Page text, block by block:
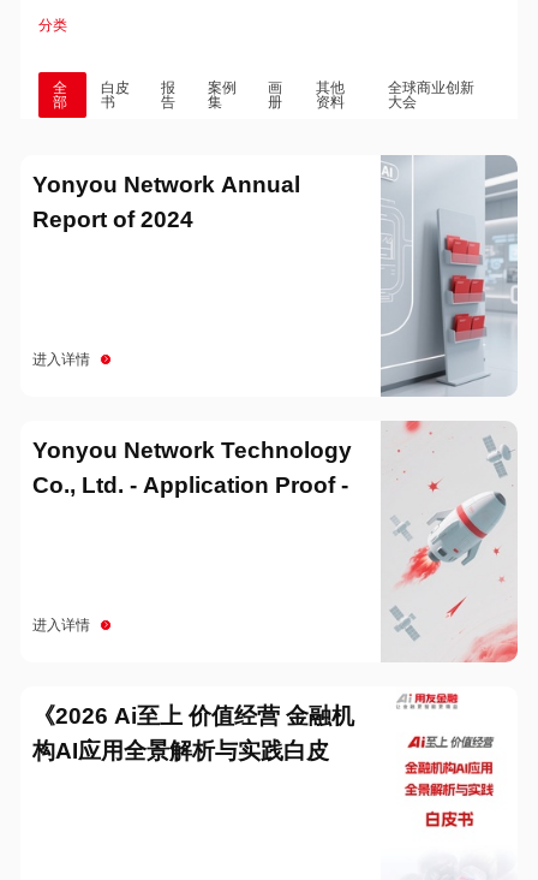
分类
全
部
白皮
书
报
告
案例
集
画
册
其他
资料
全球商业创新
大会
Yonyou Network Annual
Report of 2024
进入详情
Yonyou Network Technology
Co., Ltd. - Application Proof -
进入详情
《2026 Ai至上 价值经营 金融机
构AI应用全景解析与实践白皮